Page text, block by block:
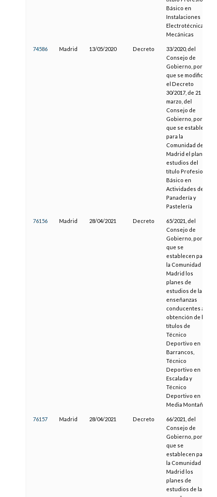
Básico en
Instalaciones
Electrotécnicas y
Mecánicas
74586 Madrid 13/05/2020 Decreto
33/2020, del
Consejo de
Gobierno, por el
que se modifica
el Decreto
30/2017, de 21 de
marzo, del
Consejo de
Gobierno, por el
que se establece
para la
Comunidad de
Madrid el plan de
estudios del
título Profesional
Básico en
Actividades de
Panadería y
Pastelería
76156 Madrid 28/04/2021 Decreto
65/2021, del
Consejo de
Gobierno, por el
que se
establecen para
la Comunidad de
Madrid los
planes de
estudios de las
enseñanzas
conducentes a la
obtención de los
títulos de
Técnico
Deportivo en
Barrancos,
Técnico
Deportivo en
Escalada y
Técnico
Deportivo en
Media Montaña
76157 Madrid 28/04/2021 Decreto
66/2021, del
Consejo de
Gobierno, por el
que se
establecen para
la Comunidad de
Madrid los
planes de
estudios de las